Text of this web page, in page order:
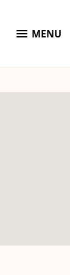
menu MENU